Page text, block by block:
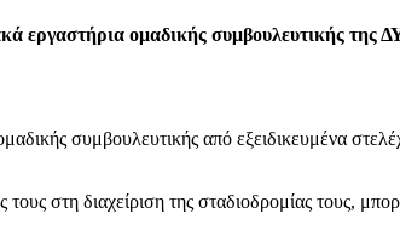
εργαστήρια ομαδικής συμβουλευτικής της
συμβουλευτικής από εξειδικευμένα
στη διαχείριση της σταδιοδρομίας τους,